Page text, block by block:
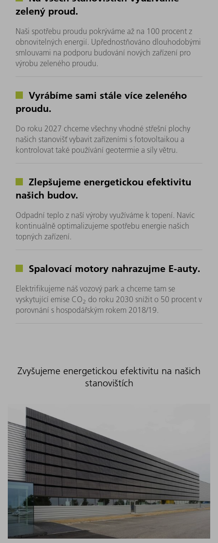
zelený proud.
Naši spotřebu proudu pokrýváme až na 100 procent z
obnovitelných energií. Upřednostňováno dlouhodobými
smlouvami na podporu budování nových zařízení pro
výrobu zeleného proudu.
Vyrábíme sami stále více zeleného
proudu.
Do roku 2027 chceme všechny vhodné střešní plochy
našich stanovišť vybavit zařízeními s fotovoltaikou a
kontrolovat také používání geotermie a síly větru.
Zlepšujeme energetickou efektivitu
našich budov.
Odpadní teplo z naší výroby využíváme k topení. Navíc
kontinuálně optimalizujeme spotřebu energie našich
topných zařízení.
Spalovací motory nahrazujme E-auty.
Elektrifikujeme náš vozový park a chceme tam se
vyskytující emise CO2 do roku 2030 snížit o 50 procent v
porovnání s hospodářským rokem 2018/19.
Zvyšujeme energetickou efektivitu na našich
stanovištích